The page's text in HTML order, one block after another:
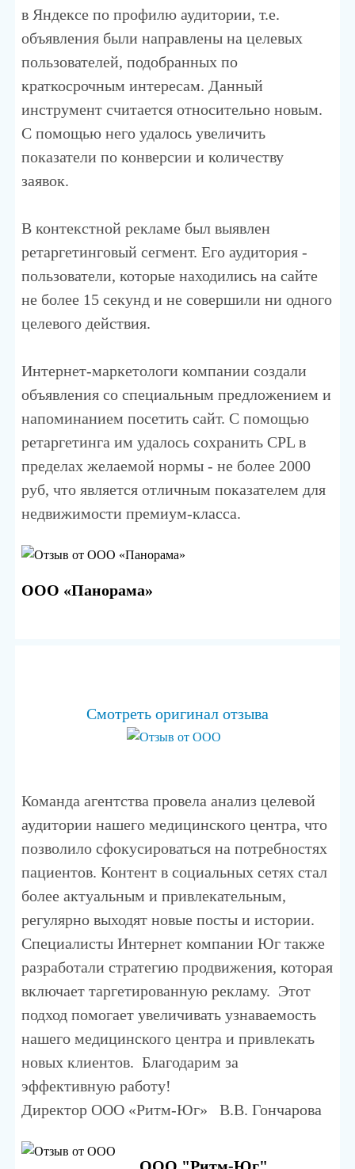
в Яндексе по профилю аудитории, т.е.
объявления были направлены на целевых
пользователей, подобранных по
краткосрочным интересам. Данный
инструмент считается относительно новым.
С помощью него удалось увеличить
показатели по конверсии и количеству
заявок.
В контекстной рекламе был выявлен
ретаргетинговый сегмент. Его аудитория -
пользователи, которые находились на сайте
не более 15 секунд и не совершили ни одного
целевого действия.
Интернет-маркетологи компании создали
объявления со специальным предложением и
напоминанием посетить сайт. С помощью
ретаргетинга им удалось сохранить CPL в
пределах желаемой нормы - не более 2000
руб, что является отличным показателем для
недвижимости премиум-класса.
ООО «Панорама»
Директор ООО «Ритм-Юг» В.В. Гончарова
Команда агентства провела анализ целевой
аудитории нашего медицинского центра, что
позволило сфокусироваться на потребностях
пациентов. Контент в социальных сетях стал
более актуальным и привлекательным,
регулярно выходят новые посты и истории.
Специалисты Интернет компании Юг также
разработали стратегию продвижения, которая
включает таргетированную рекламу. Этот
подход помогает увеличивать узнаваемость
нашего медицинского центра и привлекать
новых клиентов. Благодарим за
эффективную работу!
Смотреть оригинал отзыва